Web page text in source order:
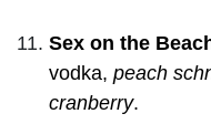
Sex on the
vodka, peach
cranberry.